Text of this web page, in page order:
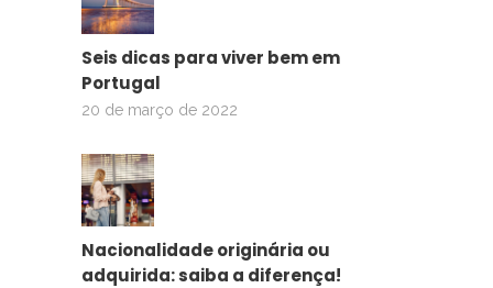
Seis dicas para viver bem em
Portugal
20 de março de 2022
Nacionalidade originária ou
adquirida: saiba a diferença!